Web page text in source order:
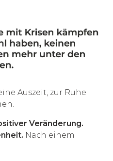
Auszeit, zur Ruhe
Veränderung.
Nach einem